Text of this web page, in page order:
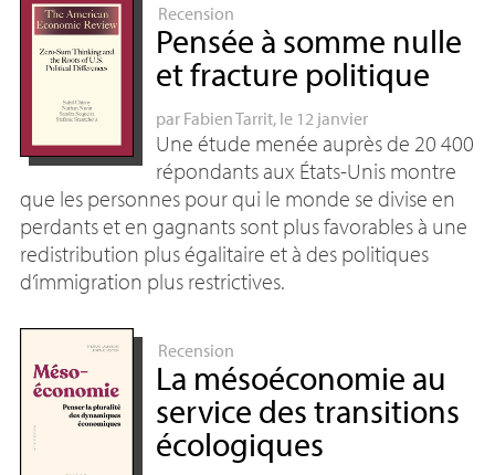
Recension
Pensée à somme nulle
et fracture politique
par Fabien Tarrit, le 12 janvier
Une étude menée auprès de 20 400
répondants aux États-Unis montre
que les personnes pour qui le monde se divise en
perdants et en gagnants sont plus favorables à une
redistribution plus égalitaire et à des politiques
d’immigration plus restrictives.
Recension
La mésoéconomie au
service des transitions
écologiques